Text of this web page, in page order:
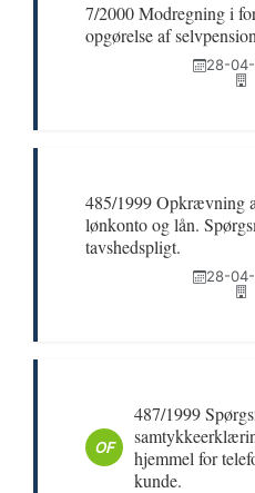
7/2000 Modregning i
opgørelse af
28-
485/1999 Opkrævning
lønkonto og lån.
tavshedspligt.
28-
OF
487/1999
hjemmel for
kunde.